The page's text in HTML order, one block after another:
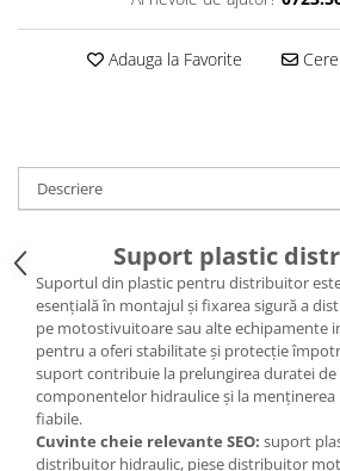
Cilindrii Directie
Fuzete Stivuitor
Alternatoare Motostivuitor
Contact Pornire
Electromotoare Stivuitor
Lampi Faruri si Proiectoare
Piese Electrice Motostivuitor
Sistem Franare
Cilindrii Frana
Frana de Mana
Adauga la Favorite Cere
Descriere
Suport plastic
Suportul din plastic pentru distribuitor
esențială în montajul și fixarea sigură a
pe motostivuitoare sau alte echipamente
pentru a oferi stabilitate și protecție
suport contribuie la prelungirea duratei de
componentelor hidraulice și la
fiabile.
Cuvinte cheie relevante SEO: suport
distribuitor hidraulic, piese distribuitor